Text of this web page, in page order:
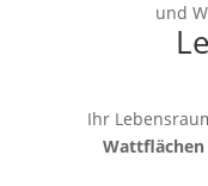
und
Ihr
Wattflächen